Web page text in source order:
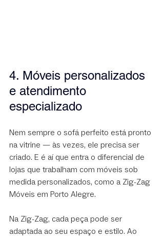
4. Móveis personalizados
e atendimento
especializado
Nem sempre o sofá perfeito está pronto
na vitrine — às vezes, ele precisa ser
criado. E é aí que entra o diferencial de
lojas que trabalham com móveis sob
medida personalizados, como a Zig-Zag
Móveis em Porto Alegre.
Na Zig-Zag, cada peça pode ser
adaptada ao seu espaço e estilo. Ao